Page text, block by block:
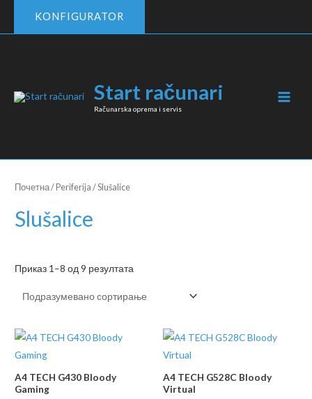
KONFIGURATOR
Start računari
Računarska oprema i servis
Почетна/ Periferija / Slušalice
Slušalice
Приказ 1–8 од 9 резултата
A4 TECH G430 Bloody
Gaming
A4 TECH G528C Bloody
Virtual